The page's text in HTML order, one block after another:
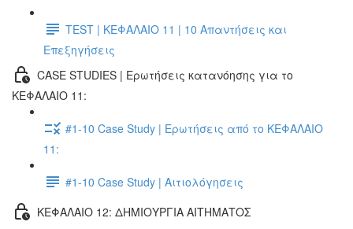
TEST | ΚΕΦΑΛΑΙΟ 11 | 10 Απαντήσεις και
Επεξηγήσεις
CASE STUDIES | Ερωτήσεις κατανόησης για το
ΚΕΦΑΛΑΙΟ 11:
#1-10 Case Study | Ερωτήσεις από το ΚΕΦΑΛΑΙΟ
11:
#1-10 Case Study | Αιτιολόγησεις
ΚΕΦΑΛΑΙΟ 12: ΔΗΜΙΟΥΡΓΙΑ ΑΙΤΗΜΑΤΟΣ